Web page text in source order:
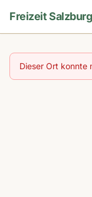
Freizeit Salzburg
Dieser Ort konnte